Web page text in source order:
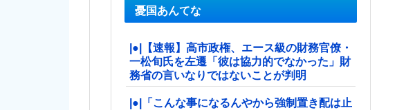
憂国あんてな
|●|【速報】高市政権、エース級の財務官僚・
一松旬氏を左遷「彼は協力的でなかった」財
務省の言いなりではないことが判明
|●|「こんな事になるんやから強制置き配は止